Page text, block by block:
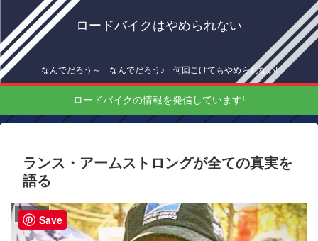
ロードバイクはやめられない
なんでだろう～ なんでだろう♪ 何回こけてもやめられない!
ロードバイクの情報を発信しています!
ランス・アームストロングが全ての真実を
語る
海外情報Save